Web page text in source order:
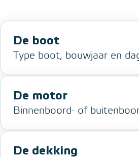
De boot
Type boot, bouwjaar en
De motor
Binnenboord- of
De dekking